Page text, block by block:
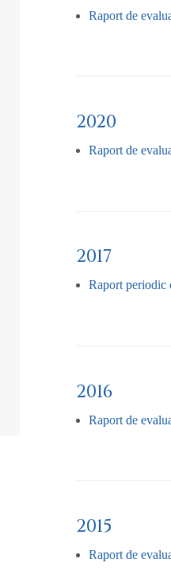
Raport de
2020
Raport de
2017
Raport periodic
2016
Raport de
2015
Raport de